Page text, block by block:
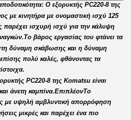
Ο εξορυκτής PC220-8 της
με κινητήρα με ονομαστική ισχύ 125
ισχυρή ισχύ για την κάλυψη
βάρος εργασίας του φτάνει τα
δύναμη σκάβωσης και η δύναμη
πολύ καλές, φθάνοντας τα
PC220-8 της Komatsu είναι
άνετη καμπίνα.ΕπιπλέονΤο
με υψηλή αμβλυντική απορρόφηση
μικρές και παρέχει ένα πιο